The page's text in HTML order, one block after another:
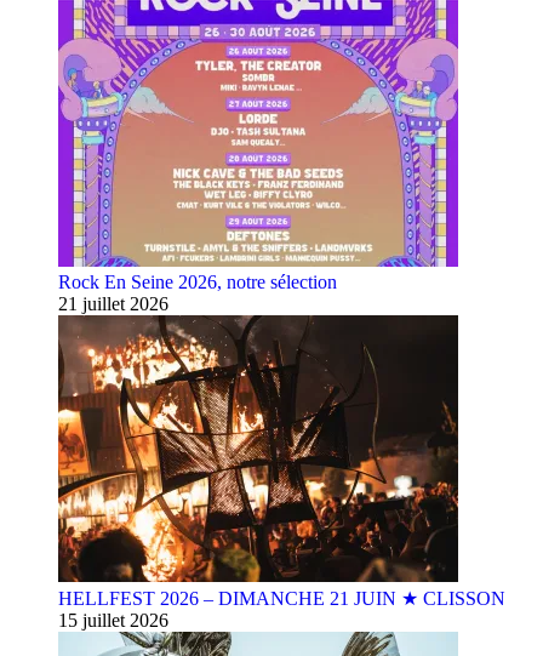
Rock En Seine 2026, notre sélection
21 juillet 2026
HELLFEST 2026 – DIMANCHE 21 JUIN ★ CLISSON
15 juillet 2026